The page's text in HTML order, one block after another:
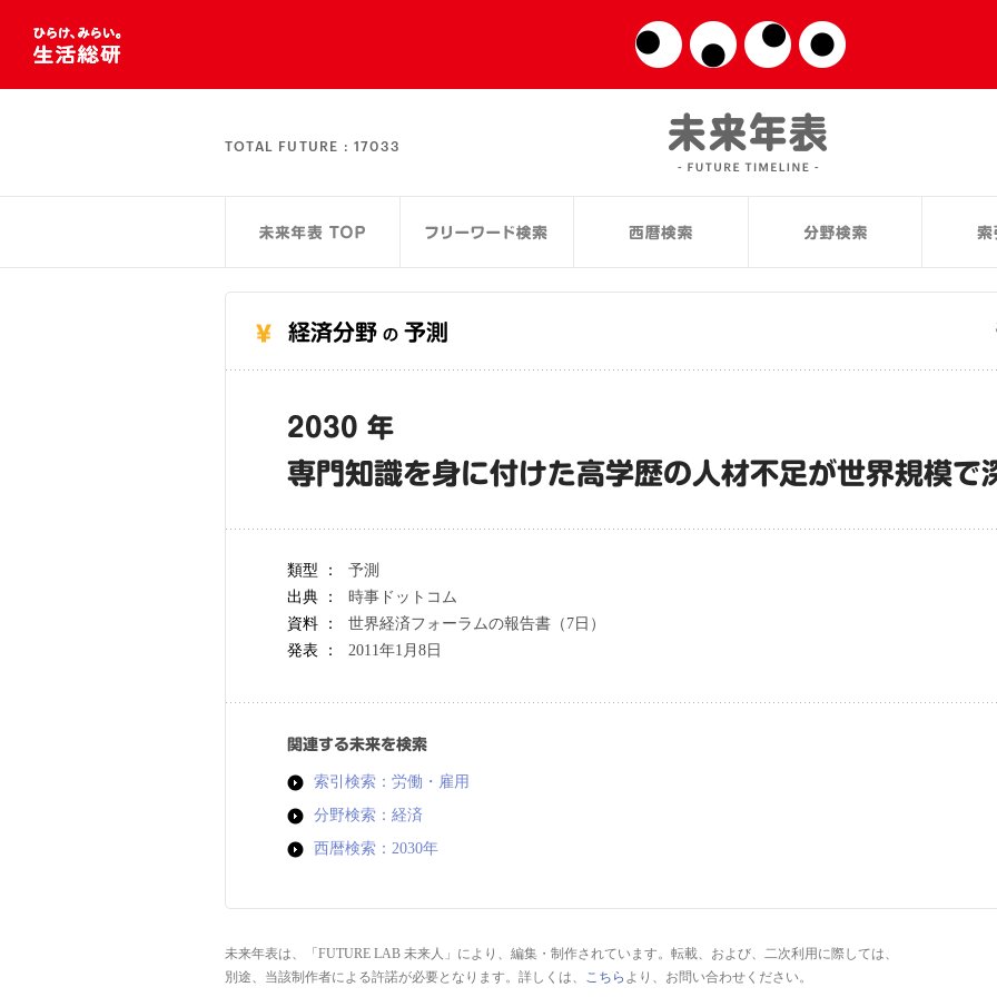
TOTAL FUTURE : 17033
経済分野 の 予測
2030 年
専門知識を身に付けた高学歴の人材不足が世界規模で
類型 ：
予測
出典 ：
時事ドットコム
資料 ：
世界経済フォーラムの報告書（7日）
発表 ：
2011年1月8日
関連する未来を検索
索引検索：労働・雇用
分野検索：経済
西暦検索：2030年
未来年表は、「FUTURE LAB 未来人」により、編集・制作されています。転載、および、二次利用に際しては、
別途、当該制作者による許諾が必要となります。詳しくは、 こちら より、お問い合わせください。